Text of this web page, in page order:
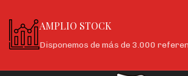
AMPLIO STOCK
Disponemos de más de 3.000